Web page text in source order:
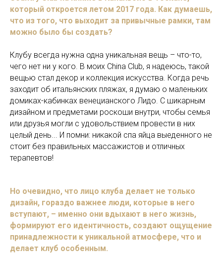
который откроется летом 2017 года. Как думаешь,
что из того, что выходит за привычные рамки, там
можно было бы создать?
Клубу всегда нужна одна уникальная вещь – что-то,
чего нет ни у кого. В моих China Club, я надеюсь, такой
вещью стал декор и коллекция искусства. Когда речь
заходит об итальянских пляжах, я думаю о маленьких
домиках-кабинках венецианского Лидо. С шикарным
дизайном и предметами роскоши внутри, чтобы семья
или друзья могли с удовольствием провести в них
целый день... И помни: никакой спа яйца выеденного не
стоит без правильных массажистов и отличных
терапевтов!
Но очевидно, что лицо клуба делает не только
дизайн, гораздо важнее люди, которые в него
вступают, – именно они вдыхают в него жизнь,
формируют его идентичность, создают ощущение
принадлежности к уникальной атмосфере, что и
делает клуб особенным.